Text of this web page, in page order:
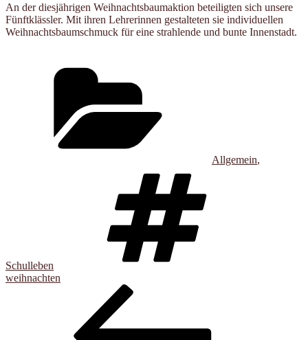
An der diesjährigen Weihnachtsbaumaktion beteiligten sich unsere
Fünftklässler. Mit ihren Lehrerinnen gestalteten sie individuellen
Weihnachtsbaumschmuck für eine strahlende und bunte Innenstadt.
Allgemein,
Schulleben
weihnachten
Beitragsnavigation